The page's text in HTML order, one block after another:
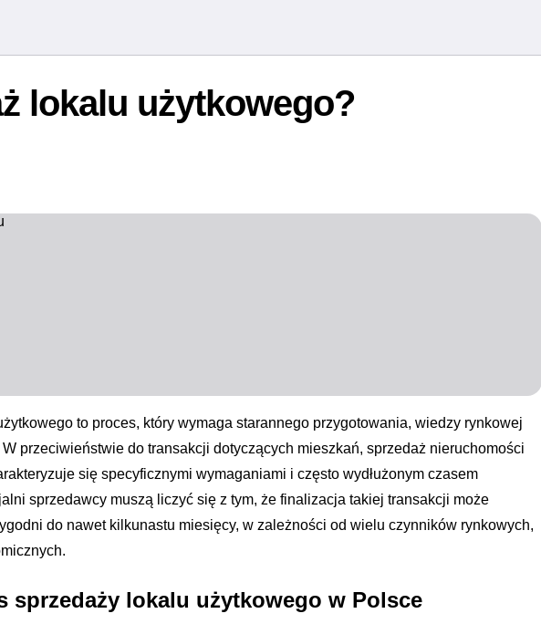
lokalu użytkowego?
to proces, który wymaga starannego przygotowania, wiedzy rynkowej
przeciwieństwie do transakcji dotyczących mieszkań, sprzedaż nieruchomości
się specyficznymi wymaganiami i często wydłużonym czasem
sprzedawcy muszą liczyć się z tym, że finalizacja takiej transakcji może
do nawet kilkunastu miesięcy, w zależności od wielu czynników rynkowych,
sprzedaży lokalu użytkowego w Polsce